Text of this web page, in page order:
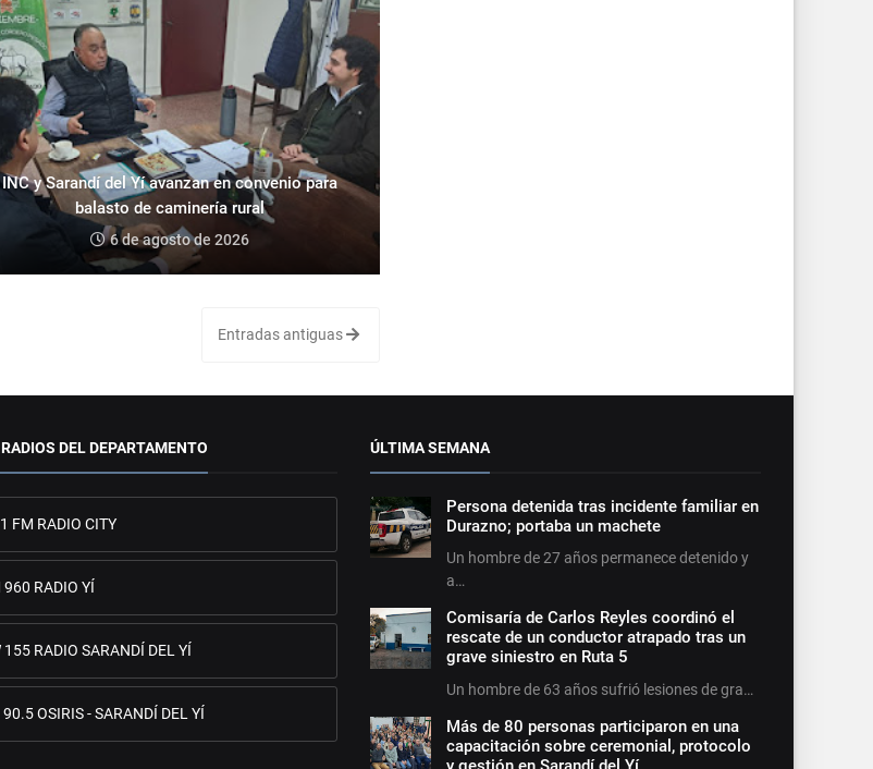
INC y Sarandí del Yí avanzan en convenio para
balasto de caminería rural
6 de agosto de 2026
Entradas antiguas
DEL DEPARTAMENTO
FM RADIO CITY
960 RADIO YÍ
155 RADIO SARANDÍ DEL YÍ
90.5 OSIRIS - SARANDÍ DEL YÍ
ÚLTIMA SEMANA
Persona detenida tras incidente familiar en
Durazno; portaba un machete
Un hombre de 27 años permanece detenido y
a…
Comisaría de Carlos Reyles coordinó el
rescate de un conductor atrapado tras un
grave siniestro en Ruta 5
Un hombre de 63 años sufrió lesiones de gra…
Más de 80 personas participaron en una
capacitación sobre ceremonial, protocolo